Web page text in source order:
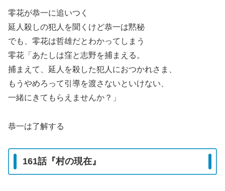
零花が恭一に追いつく
延人殺しの犯人を聞くけど恭一は黙秘
でも、零花は哲雄だとわかってしまう
零花「あたしは窪と志野を捕まえる。
捕まえて、延人を殺した犯人におつかれさま、
もうやめろって引導を渡さないといけない、
一緒にきてもらえませんか？」
恭一は了解する
161話『村の現在』